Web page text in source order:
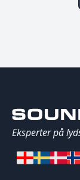
Eksperter på